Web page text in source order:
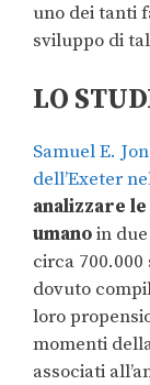
uno dei tanti
sviluppo di
LO
Samuel E.
dell’Exeter
analizzare
umanoin
circa
dovuto
loro
momenti
associati